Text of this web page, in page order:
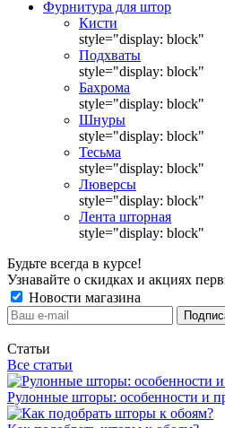
Фурнитура для штор
Кисти
style="display: block"
Подхваты
style="display: block"
Бахрома
style="display: block"
Шнуры
style="display: block"
Тесьма
style="display: block"
Люверсы
style="display: block"
Лента шторная
style="display: block"
Будьте всегда в курсе!
Узнавайте о скидках и акциях
Новости магазина
Статьи
Все статьи
Рулонные шторы: особенности и